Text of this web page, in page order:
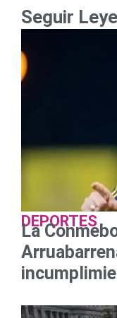
Seguir
DEPORTES
La